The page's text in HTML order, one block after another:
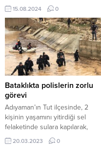
jüride; 1994’te Adana Altın Koza
Film Festivali’nde En İyi Erkek
Oyuncu seçildiği “Yalancı”, “Bir
Kadının Anatomisi”, “Akrebin
Yolculuğu”, “Yengeç Sepeti” gibi
ödüllü filmler ve “Bir İstanbul
Masalı”, “Hanımın Çiftliği” gibi
dizilerin oyuncusu-yönetmen
Mehmet Aslantuğ, “Şaşkın”,
“Plajda”, “Behzat Ç. Ankara
Yanıyor”,...
15.08.2024 0
Bataklıkta polislerin zorlu
görevi
Adıyaman’ın Tut ilçesinde, 2
kişinin yaşamını yitirdiği sel
felaketinde sulara kapılarak,
kaybolan 2 aylık hamile Fatma
Tekdal ile 1,5 yaşındaki kızı
20.03.2023 0